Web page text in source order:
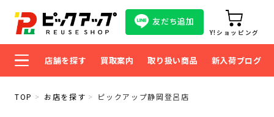
友だち追加
Y!ショッピング
店舗を探す 買取案内 取り扱い商品 新入荷ブログ
TOP お店を探す ピックアップ静岡登呂店